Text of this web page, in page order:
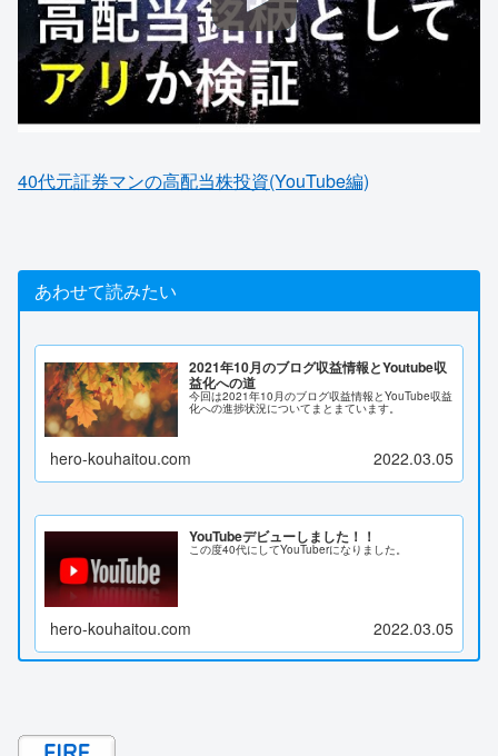
40代元証券マンの高配当株投資(YouTube編)
あわせて読みたい
2021年10月のブログ収益情報とYoutube収
益化への道
今回は2021年10月のブログ収益情報とYouTube収益
化への進捗状況についてまとまています。
hero-kouhaitou.com 2022.03.05
YouTubeデビューしました！！
この度40代にしてYouTuberになりました。
hero-kouhaitou.com 2022.03.05